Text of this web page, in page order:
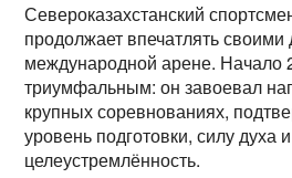
Североказахстанский
продолжает впечатлять
международной арене. Начало
триумфальным: он завоевал
крупных соревнованиях,
уровень подготовки, силу духа
целеустремлённость.